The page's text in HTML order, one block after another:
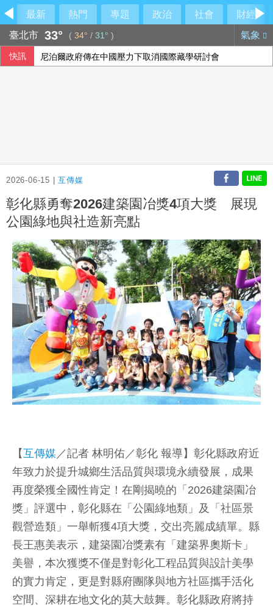
最新 熱門 專題 政治 社會
財經
臺北市 33° ( 34° / 31° ) 氣象
快訊 尼泊爾政府傳在中國壓力下取消國際藏學研討會
2026-06-15 |互傳媒
彰化縣勇奪2026建築園冶獎4項大獎 展現
公園綠地與社造新亮點
【互傳媒 ／記者 林明佑／彰化 報導】彰化縣政府近
年致力於提升城鄉生活品質與環境永續發展，成果
再度榮獲全國性肯定！在剛揭曉的「2026建築園冶
獎」評選中，彰化縣在「公園綠地類」及「社區景
觀營造類」一舉斬獲4項大獎，交出亮麗成績單。縣
長王惠美表示，建築園冶獎素有「建築界奧斯卡」
美譽，本次獲獎不僅是對彰化工程品質與設計美學
的實力肯定，更是對縣府團隊與地方社區攜手活化
空間、深耕在地文化的莫大鼓舞。彰化縣政府將持